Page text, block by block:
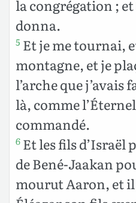
la congrégation ;
donna.
5 Et je me tournai,
montagne, et je
l’arche que j’avais
là, comme
commandé.
6 Et les fils
de Bené-Jaakan
mourut Aaron, et